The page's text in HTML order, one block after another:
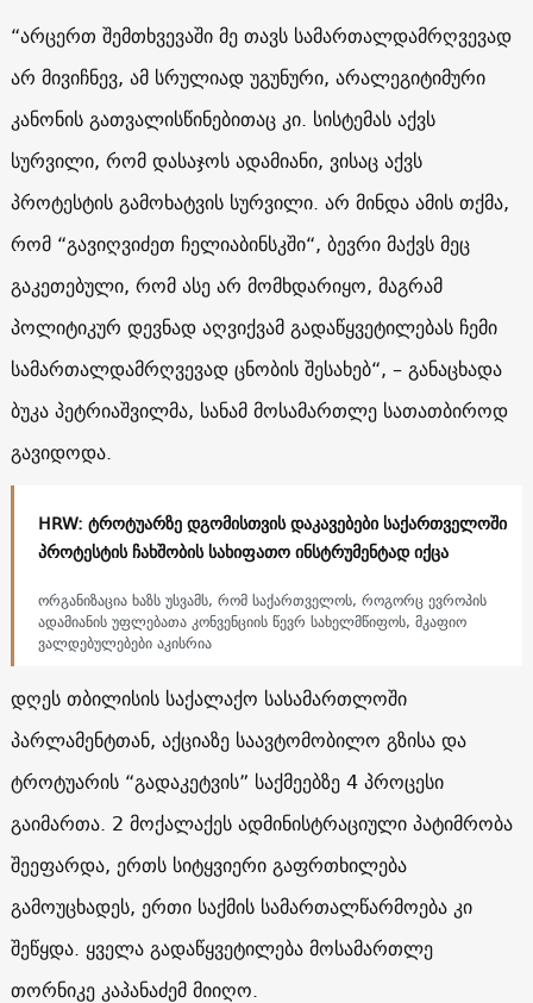
“არცერთ შემთხვევაში მე თავს სამართალდამრღვევად
არ მივიჩნევ, ამ სრულიად უგუნური, არალეგიტიმური
კანონის გათვალისწინებითაც კი. სისტემას აქვს
სურვილი, რომ დასაჯოს ადამიანი, ვისაც აქვს
პროტესტის გამოხატვის სურვილი. არ მინდა ამის თქმა,
რომ “გავიღვიძეთ ჩელიაბინსკში“, ბევრი მაქვს მეც
გაკეთებული, რომ ასე არ მომხდარიყო, მაგრამ
პოლიტიკურ დევნად აღვიქვამ გადაწყვეტილებას ჩემი
სამართალდამრღვევად ცნობის შესახებ“, – განაცხადა
ბუკა პეტრიაშვილმა, სანამ მოსამართლე სათათბიროდ
გავიდოდა.
HRW: ტროტუარზე დგომისთვის დაკავებები საქართველოში
პროტესტის ჩახშობის სახიფათო ინსტრუმენტად იქცა
ორგანიზაცია ხაზს უსვამს, რომ საქართველოს, როგორც ევროპის
ადამიანის უფლებათა კონვენციის წევრ სახელმწიფოს, მკაფიო
ვალდებულებები აკისრია
დღეს თბილისის საქალაქო სასამართლოში
პარლამენტთან, აქციაზე საავტომობილო გზისა და
ტროტუარის “გადაკეტვის” საქმეებზე 4 პროცესი
გაიმართა. 2 მოქალაქეს ადმინისტრაციული პატიმრობა
შეეფარდა, ერთს სიტყვიერი გაფრთხილება
გამოუცხადეს, ერთი საქმის სამართალწარმოება კი
შეწყდა. ყველა გადაწყვეტილება მოსამართლე
თორნიკე კაპანაძემ მიიღო.